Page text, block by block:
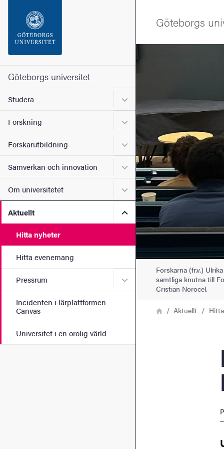
Sidfoten
Om webbplatsen
Göteborgs universitet
Studera Undermeny för Studera
Forskning Undermeny för Forskning
Forskarutbildning Undermeny för
Samverkan och innovation Undermeny för Samverkan
Om universitetet Undermeny för Om
Aktuellt Undermeny för Aktuellt
Hitta nyheter
Hitta evenemang
Pressrum Undermeny för Pressrum
Incidenten i lärplattformen
Canvas
Universitet i en orolig värld
Göteborgs
Bild
Forskarna (fr.v.)
samtliga knutna till
Cristian Norocel.
LänkstigHemAktuellt